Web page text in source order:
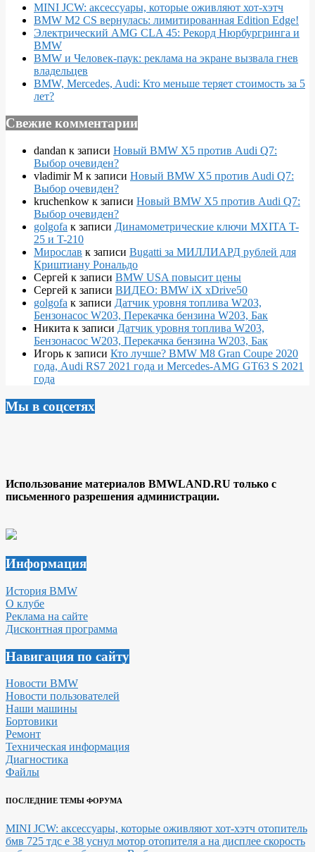
MINI JCW: аксессуары, которые оживляют хот-хэтч
BMW M2 CS вернулась: лимитированная Edition Edge!
Электрический AMG CLA 45: Рекорд Нюрбургринга и
BMW
BMW и Человек-паук: реклама на экране вызвала гнев
владельцев
BMW, Mercedes, Audi: Кто меньше теряет стоимость за 5
лет?
Свежие комментарии
dandan к записи Новый BMW X5 против Audi Q7:
Выбор очевиден?
vladimir M к записи Новый BMW X5 против Audi Q7:
Выбор очевиден?
kruchenkow к записи Новый BMW X5 против Audi Q7:
Выбор очевиден?
golgofa к записи Динамометрические ключи MXITA T-
25 и T-210
Мирослав к записи Bugatti за МИЛЛИАРД рублей для
Криштиану Рональдо
Сергей к записи BMW USA повысит цены
Сергей к записи ВИДЕО: BMW iX xDrive50
golgofa к записи Датчик уровня топлива W203,
Бензонасос W203, Перекачка бензина W203, Бак
Никита к записи Датчик уровня топлива W203,
Бензонасос W203, Перекачка бензина W203, Бак
Игорь к записи Кто лучше? BMW M8 Gran Coupe 2020
года, Audi RS7 2021 года и Mercedes-AMG GT63 S 2021
года
Мы в соцсетях
Использование материалов BMWLAND.RU только с
письменного разрешения администрации.
Информация
История BMW
О клубе
Реклама на сайте
Дисконтная программа
Навигация по сайту
Новости BMW
Новости пользователей
Наши машины
Бортовики
Ремонт
Техническая информация
Диагностика
Файлы
ПОСЛЕДНИЕ ТЕМЫ ФОРУМА
MINI JCW: аксессуары, которые оживляют хот-хэтч отопитель
бмв 725 тдс е 38 уснул мотор отопителя а на дисплее скорость